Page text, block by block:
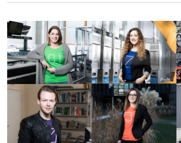
wechselten von der TU an die FH
studieren seit dem Wintersemester 2017
Computer Engineering“. Hier erzählen sie
Erfahrungen und warum sich das ECE-